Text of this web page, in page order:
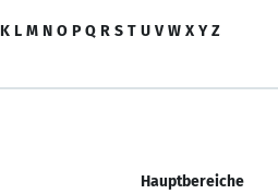
K L M N O P Q R S T U V W X Y Z
Hauptbereiche